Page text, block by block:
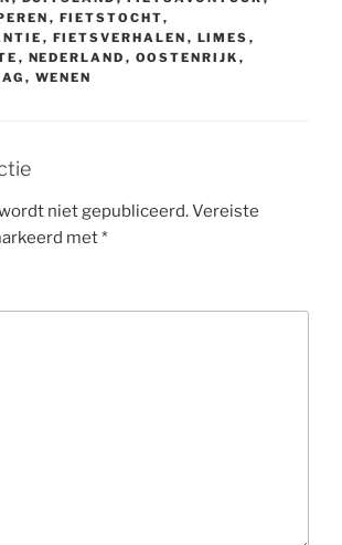
, FIETSTOCHT,
, FIETSVERHALEN , LIMES ,
, NEDERLAND , OOSTENRIJK ,
, WENEN
niet gepubliceerd.Vereiste
met*